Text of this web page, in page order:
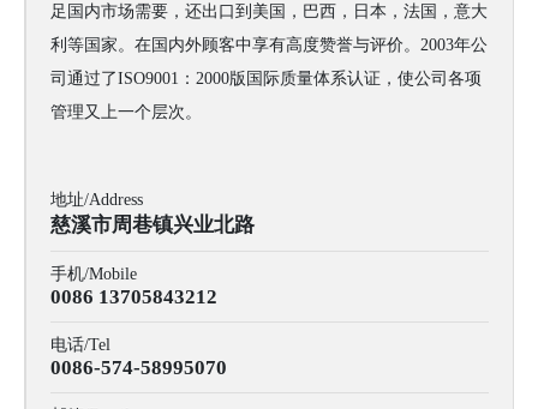
足国内市场需要，还出口到美国，巴西，日本，法国，意大
利等国家。在国内外顾客中享有高度赞誉与评价。2003年公
司通过了ISO9001：2000版国际质量体系认证，使公司各项
管理又上一个层次。
地址/Address
慈溪市周巷镇兴业北路
手机/Mobile
0086 13705843212
电话/Tel
0086-574-58995070